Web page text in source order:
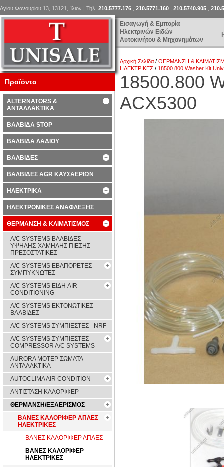
Εισαγωγή & Εμπορία
Ηλεκτρινών Ειδών
Αυτοκινήτου & Μηχανημάτων
Αγίου Φανουρίου 13, 13121, Ίλιον | Τηλ. 210.5777.176 210.5771.160 210.5740.905
Αρχική Σελίδα /ΘΕΡΜΑΝΣΗ &
ΗΛΕΚΤΡΙΚΕΣ / 18500.800 Washer Kit
18500.800
ACX5300
Προϊόντα
ALTERNATORS &
ΑΝΤΑΛΛΑΚΤΙΚΑ
ΒΑΛΒΙΔΑ STOP
ΒΑΛΒΙΔΑ ΛΑΔΙΟΥ
ΒΑΛΒΙΔΕΣ
ΒΑΛΒΙΔΕΣ AGR ΚΑΥΣΑΕΡΙΩΝ
ΗΛΕΚΤΡΙΚΑ
ΗΛΕΚΤΡΟΝΙΚΕΣ ΑΝΑΦΛΕΞΗΣ
ΘΕΡΜΑΝΣΗ & ΚΛΙΜΑΤΙΣΜΟΣ
A/C SYSTEMS ΒΑΛΒΙΔΕΣ
ΥΨΗΛΗΣ-ΧΑΜΗΛΗΣ ΠΙΕΣΗΣ
ΠΡΕΣΟΣΤΑΤΙΚΕΣ
A/C SYSTEMS ΕΒΑΠΟΡΕΤΕΣ-
ΣΥΜΠYΚΝΩΤΕΣ
A/C SYSTEMS ΕΙΔΗ AIR
CONDITIONING
A/C SYSTEMS ΕΚΤΟΝΩΤΙΚΕΣ
ΒΑΛΒΙΔΕΣ
A/C SYSTEMS ΣΥΜΠΙΕΣΤΕΣ - NRF
A/C SYSTEMS ΣΥΜΠΙΕΣΤΕΣ -
COMPRESSOR A/C SYSTEMS
AURORA ΜΟΤΕΡ ΣΩΜΑΤΑ
ΑΝΤΑΛΑΚΤΙΚΑ
AUTOCLIMA AIR CONDITION
ΑΝΤΙΣΤΑΣΗ ΚΑΛΟΡΙΦΕΡ
ΘΕΡΜΑΝΣΗ/ΕΞΑΕΡΙΣΜΟΣ
ΒΑΝΕΣ ΚΑΛΟΡΙΦΕΡ ΑΠΛΕΣ
ΗΛΕΚΤΡΙΚΕΣ
ΒΑΝΕΣ ΚΑΛΟΡΙΦΕΡ ΑΠΛΕΣ
ΒΑΝΕΣ ΚΑΛΟΡΙΦΕΡ
ΗΛΕΚΤΡΙΚΕΣ